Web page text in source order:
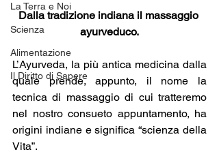
La Terra e Noi
Scienza
Alimentazione
Il Diritto di Sapere
Dalla tradizione indiana il massaggio
ayurveduco.
L’Ayurveda, la più antica medicina dalla
quale prende, appunto, il nome la
tecnica di massaggio di cui tratteremo
nel nostro consueto appuntamento, ha
origini indiane e significa “scienza della
Vita”.